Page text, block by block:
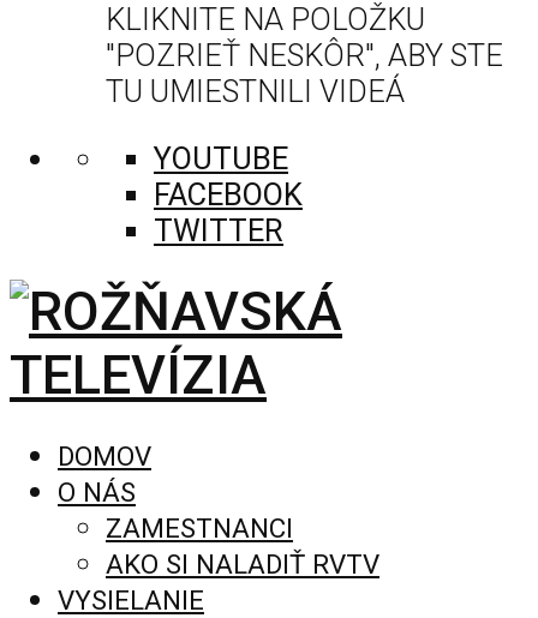
KLIKNITE NA POLOŽKU
"POZRIEŤ NESKÔR", ABY STE
TU UMIESTNILI VIDEÁ
YOUTUBE
FACEBOOK
TWITTER
DOMOV
O NÁS
ZAMESTNANCI
AKO SI NALADIŤ RVTV
VYSIELANIE